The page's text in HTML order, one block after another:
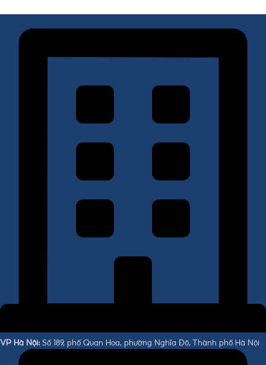
VP Hà Nội: Số 189, phố Quan Hoa, phường Nghĩa Đô, Thành phố Hà Nội